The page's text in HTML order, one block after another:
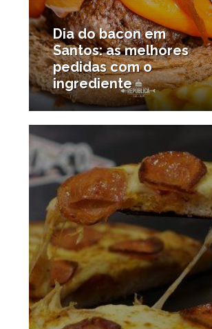
Dia do bacon em
Santos: as melhores
pedidas com o
ingrediente
9/07/2019